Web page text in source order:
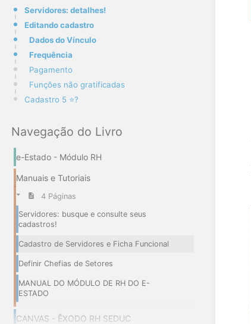
Servidores: detalhes!
Editando cadastro
Dados do Vínculo
Frequência
Pagamento
Funções não gratificadas
Cadastro 5 ⭐?
Navegação do Livro
e-Estado - Módulo RH
Manuais e Tutoriais
4 Páginas
Servidores: busque e consulte seus
cadastros!
Cadastro de Servidores e Ficha Funcional
Definir Chefias de Setores
MANUAL DO MÓDULO DE RH DO E-
ESTADO
CANVAS - ÊXODO RH SEDUC